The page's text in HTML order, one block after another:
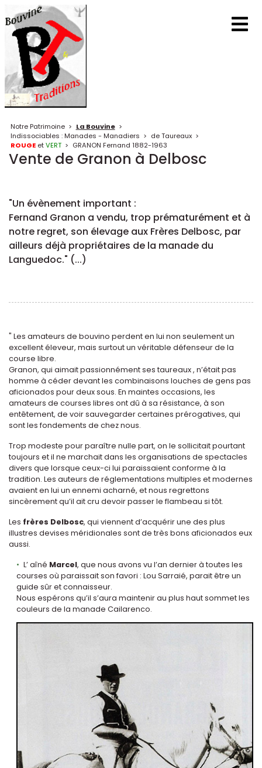
Notre Patrimoine > La Bouvine >
Indissociables : Manades - Manadiers > de Taureaux >
ROUGE etVERT > GRANON Fernand 1882-1963
Vente de Granon à Delbosc
"Un évènement important :
Fernand Granon a vendu, trop prématurément et à
notre regret, son élevage aux Frères Delbosc, par
ailleurs déjà propriétaires de la manade du
Languedoc." (...)
" Les amateurs de bouvino perdent en lui non seulement un
excellent éleveur, mais surtout un véritable défenseur de la
course libre.
Granon, qui aimait passionnément ses taureaux , n’était pas
homme à céder devant les combinaisons louches de gens pas
aficionados pour deux sous. En maintes occasions, les
amateurs de courses libres ont dû à sa résistance, à son
entêtement, de voir sauvegarder certaines prérogatives, qui
sont les fondements de chez nous.
Trop modeste pour paraître nulle part, on le sollicitait pourtant
toujours et il ne marchait dans les organisations de spectacles
divers que lorsque ceux-ci lui paraissaient conforme à la
tradition. Les auteurs de réglementations multiples et modernes
avaient en lui un ennemi acharné, et nous regrettons
sincèrement qu’il ait cru devoir passer le flambeau si tôt.
Les frères Delbosc, qui viennent d’acquérir une des plus
illustres devises méridionales sont de très bons aficionados eux
aussi.
L’ aîné Marcel, que nous avons vu l’an dernier à toutes les
courses où paraissait son favori : Lou Sarraié, parait être un
guide sûr et connaisseur.
Nous espérons qu’il s’aura maintenir au plus haut sommet les
couleurs de la manade Cailarenco.